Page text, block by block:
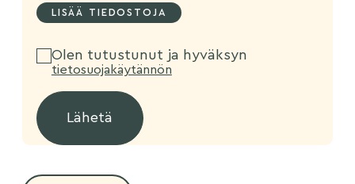
Olen tutustunut ja hyväksyn
tietosuojakäytännön